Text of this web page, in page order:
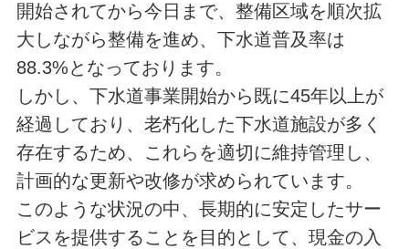
開始されてから今日まで、整備区域を順次拡
大しながら整備を進め、下水道普及率は
88.3%となっております。
しかし、下水道事業開始から既に45年以上が
経過しており、老朽化した下水道施設が多く
存在するため、これらを適切に維持管理し、
計画的な更新や改修が求められています。
このような状況の中、長期的に安定したサー
ビスを提供することを目的として、現金の入